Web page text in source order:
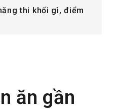
Tổng hợp thông tin
ăn gần